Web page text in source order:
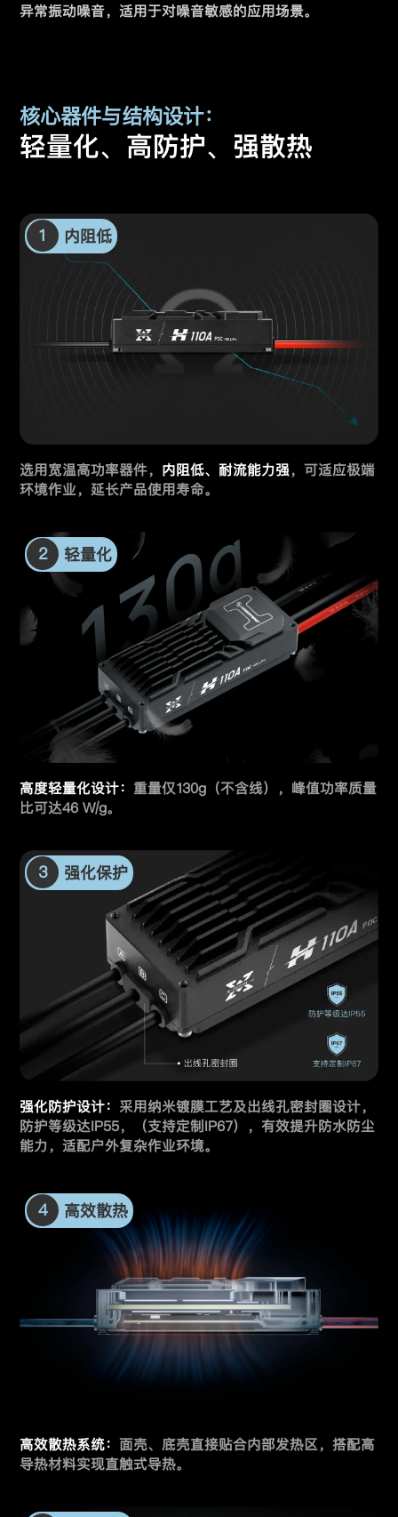
异常振动噪音，适用于对噪音敏感的应用场景。
核心器件与结构设计：
轻量化、高防护、强散热
1 内阻低
选用宽温高功率器件， 内阻低、耐流能力强 ，可适应极端
环境作业，延长产品使用寿命。
2 轻量化
高度轻量化设计： 重量仅130g（不含线），峰值功率质量
比可达46 W/g。
3 强化保护
强化防护设计： 采用纳米镀膜工艺及出线孔密封圈设计，
防护等级达IP55，
（支持定制IP67），有效提升防水防尘
能力，适配户外复杂作业环境。
4 高效散热
高效散热系统：面壳、底壳直接贴合内部发热区，搭配高
导热材料实现直触式导热。